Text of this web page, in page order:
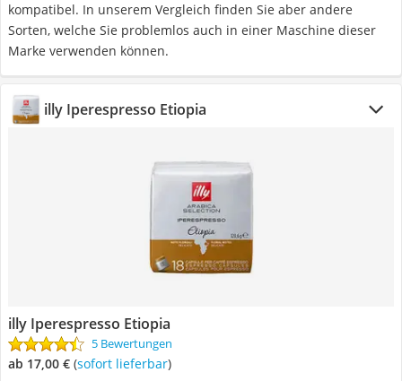
kompatibel. In unserem Vergleich finden Sie aber andere
Sorten, welche Sie problemlos auch in einer Maschine dieser
Marke verwenden können.
illy Iperespresso Etiopia
illy Iperespresso Etiopia
5 Bewertungen
ab 17,00 € ( Sofort lieferbar)